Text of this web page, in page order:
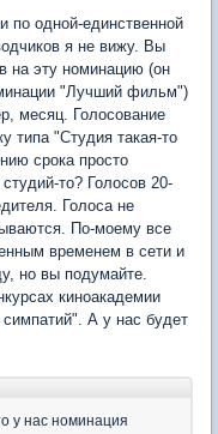
по одной-единственной
я не вижу. Вы
на эту номинацию (он
"Лучший фильм")
месяц. Голосование
типа "Студия такая-то
срока просто
то? Голосов 20-
Голоса не
По-моему все
временем в сети и
но вы подумайте.
киноакадемии
симпатий". А у нас будет
у нас номинация